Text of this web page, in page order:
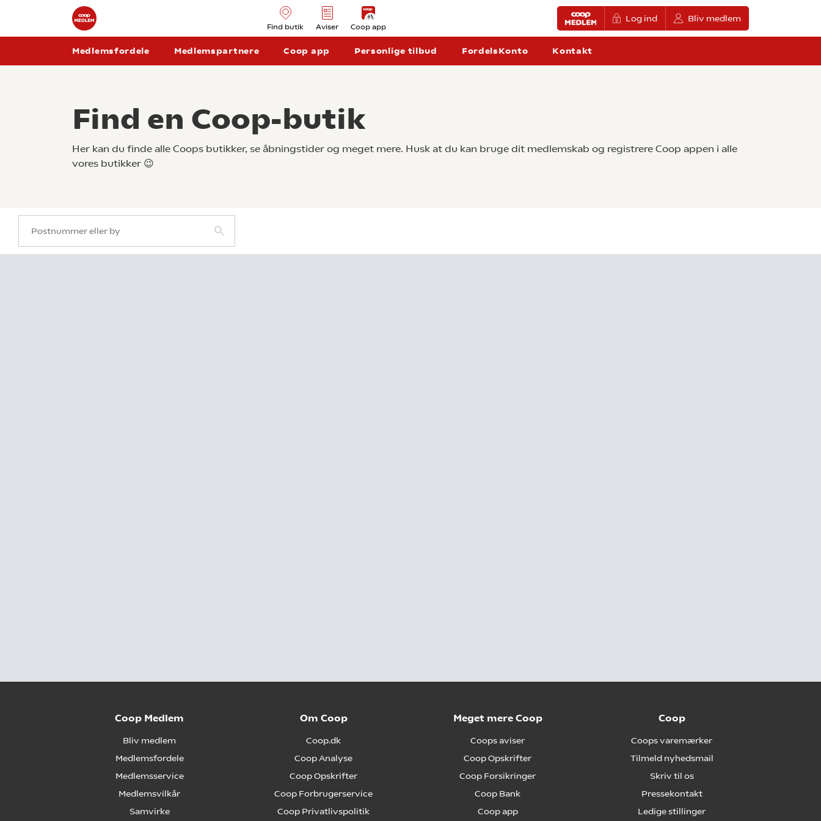
Find butik Aviser Coop app
Log ind Bliv medlem
Medlemsfordele Medlemspartnere Coop app Personlige tilbud FordelsKonto Kontakt
Find en Coop-butik
Her kan du finde alle Coops butikker, se åbningstider og meget mere. Husk at du kan bruge dit medlemskab og registrere Coop appen i alle
vores butikker 😉
Coop Medlem
Bliv medlem
Medlemsfordele
Medlemsservice
Medlemsvilkår
Samvirke
Om Coop
Coop.dk
Coop Analyse
Coop Opskrifter
Coop Forbrugerservice
Coop Privatlivspolitik
Meget mere Coop
Coops aviser
Coop Opskrifter
Coop Forsikringer
Coop Bank
Coop app
Coop
Coops varemærker
Tilmeld nyhedsmail
Skriv til os
Pressekontakt
Ledige stillinger